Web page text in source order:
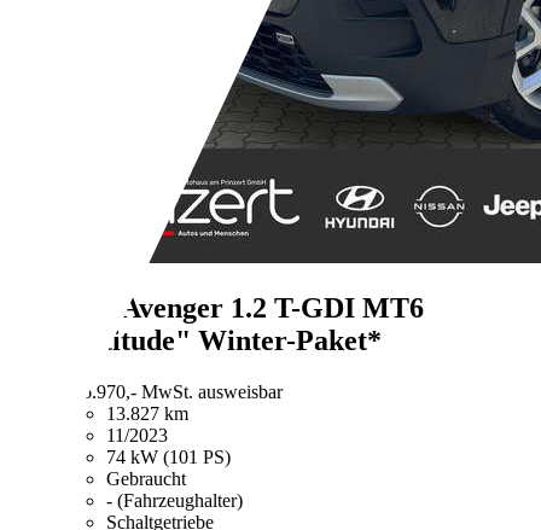
Jeep Avenger 1.2 T-GDI MT6
"Altitude" Winter-Paket*
€ 16.970,- MwSt. ausweisbar
13.827 km
11/2023
74 kW (101 PS)
Gebraucht
- (Fahrzeughalter)
Schaltgetriebe